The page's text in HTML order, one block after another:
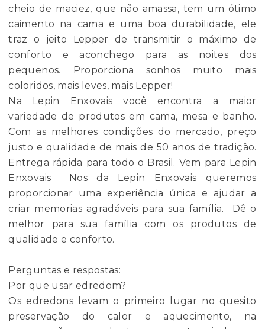
cheio de maciez, que não amassa, tem um ótimo
caimento na cama e uma boa durabilidade, ele
traz o jeito Lepper de transmitir o máximo de
conforto e aconchego para as noites dos
pequenos. Proporciona sonhos muito mais
coloridos, mais leves, mais Lepper!
Na Lepin Enxovais você encontra a maior
variedade de produtos em cama, mesa e banho.
Com as melhores condições do mercado, preço
justo e qualidade de mais de 50 anos de tradição.
Entrega rápida para todo o Brasil. Vem para Lepin
Enxovais Nos da Lepin Enxovais queremos
proporcionar uma experiência única e ajudar a
criar memorias agradáveis para sua família. Dê o
melhor para sua família com os produtos de
qualidade e conforto.
Perguntas e respostas:
Por que usar edredom?
Os edredons levam o primeiro lugar no quesito
preservação do calor e aquecimento, na